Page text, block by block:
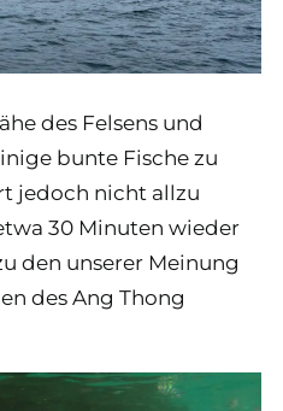
des Felsens und
bunte Fische zu
jedoch nicht allzu
30 Minuten wieder
den unserer Meinung
des Ang Thong